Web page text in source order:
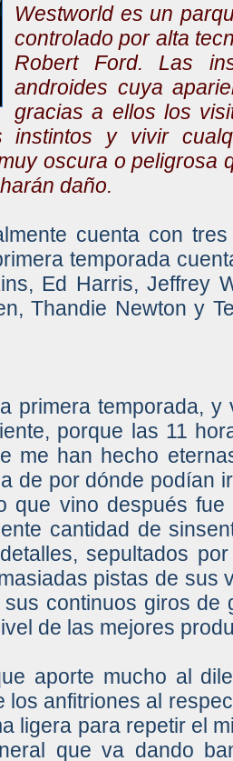
Westworld es un
controlado por alta
Robert Ford. Las
androides cuya
gracias a ellos los
instintos y vivir
oscura o peligrosa
daño.
cuenta con
temporada
Ed Harris, Jeffrey
Thandie Newton y
primera temporada,
porque las 11
me han hecho
de por dónde podían
que vino después
cantidad de
sepultados
pistas de sus
continuos giros de
de las mejores
aporte mucho al
los anfitriones al
ligera para repetir el
que va dando